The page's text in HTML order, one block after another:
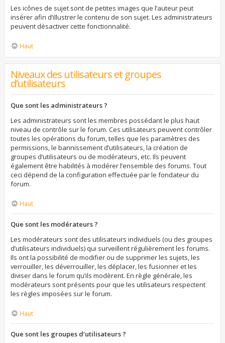
Les icônes de sujet sont de petites images que l’auteur peut
insérer afin d’illustrer le contenu de son sujet. Les administrateurs
peuvent désactiver cette fonctionnalité.
Haut
Niveaux des utilisateurs et groupes
d’utilisateurs
Que sont les administrateurs ?
Les administrateurs sont les membres possédant le plus haut
niveau de contrôle sur le forum. Ces utilisateurs peuvent contrôler
toutes les opérations du forum, telles que les paramètres des
permissions, le bannissement d’utilisateurs, la création de
groupes d’utilisateurs ou de modérateurs, etc. Ils peuvent
également être habilités à modérer l’ensemble des forums. Tout
ceci dépend de la configuration effectuée par le fondateur du
forum.
Haut
Que sont les modérateurs ?
Les modérateurs sont des utilisateurs individuels (ou des groupes
d’utilisateurs individuels) qui surveillent régulièrement les forums.
Ils ont la possibilité de modifier ou de supprimer les sujets, les
verrouiller, les déverrouiller, les déplacer, les fusionner et les
diviser dans le forum qu’ils modèrent. En règle générale, les
modérateurs sont présents pour que les utilisateurs respectent
les règles imposées sur le forum.
Haut
Que sont les groupes d’utilisateurs ?